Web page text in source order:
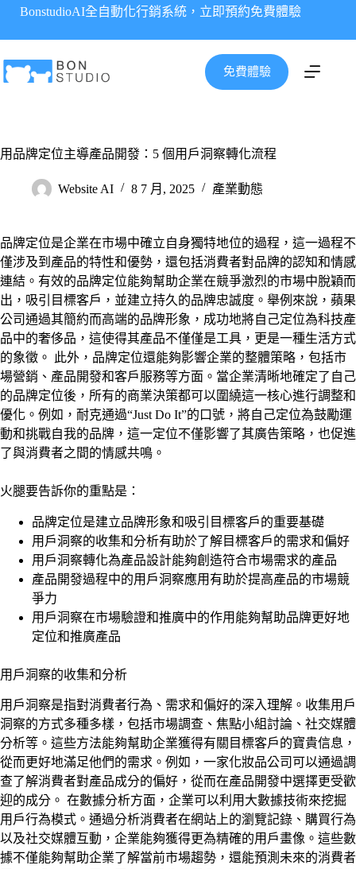
要
內
BonstudioAI全自動化行銷系統，立即預約免費體驗
免費體驗
用品牌定位主導產品開發：5 個用戶洞察轉化流程
Website AI 8 7 月, 2025 產業動態
品牌定位是企業在市場中確立自身獨特地位的過程，這一過程不
僅涉及到產品的特性和優勢，還包括消費者對品牌的認知和情感
連結。有效的品牌定位能夠幫助企業在競爭激烈的市場中脫穎而
出，吸引目標客戶，並建立持久的品牌忠誠度。舉例來說，蘋果
公司通過其簡約而高端的品牌形象，成功地將自己定位為科技產
品中的奢侈品，這使得其產品不僅僅是工具，更是一種生活方式
的象徵。 此外，品牌定位還能夠影響企業的整體策略，包括市
場營銷、產品開發和客戶服務等方面。當企業清晰地確定了自己
的品牌定位後，所有的商業決策都可以圍繞這一核心進行調整和
優化。例如，耐克通過“Just Do It”的口號，將自己定位為鼓勵運
動和挑戰自我的品牌，這一定位不僅影響了其廣告策略，也促進
了與消費者之間的情感共鳴。
火腿要告訴你的重點是：
品牌定位是建立品牌形象和吸引目標客戶的重要基礎
用戶洞察的收集和分析有助於了解目標客戶的需求和偏好
用戶洞察轉化為產品設計能夠創造符合市場需求的產品
產品開發過程中的用戶洞察應用有助於提高產品的市場競
爭力
用戶洞察在市場驗證和推廣中的作用能夠幫助品牌更好地
定位和推廣產品
用戶洞察的收集和分析
用戶洞察是指對消費者行為、需求和偏好的深入理解。收集用戶
洞察的方式多種多樣，包括市場調查、焦點小組討論、社交媒體
分析等。這些方法能夠幫助企業獲得有關目標客戶的寶貴信息，
從而更好地滿足他們的需求。例如，一家化妝品公司可以通過調
查了解消費者對產品成分的偏好，從而在產品開發中選擇更受歡
迎的成分。 在數據分析方面，企業可以利用大數據技術來挖掘
用戶行為模式。通過分析消費者在網站上的瀏覽記錄、購買行為
以及社交媒體互動，企業能夠獲得更為精確的用戶畫像。這些數
據不僅能夠幫助企業了解當前市場趨勢，還能預測未來的消費者